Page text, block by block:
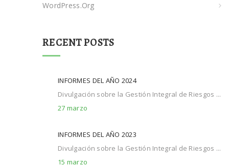
WordPress.org
RECENT POSTS
INFORMES DEL AÑO 2024
Divulgación sobre la Gestión Integral de Riesgos ...
27 marzo
INFORMES DEL AÑO 2023
Divulgación sobre la Gestión Integral de Riesgos ...
15 marzo